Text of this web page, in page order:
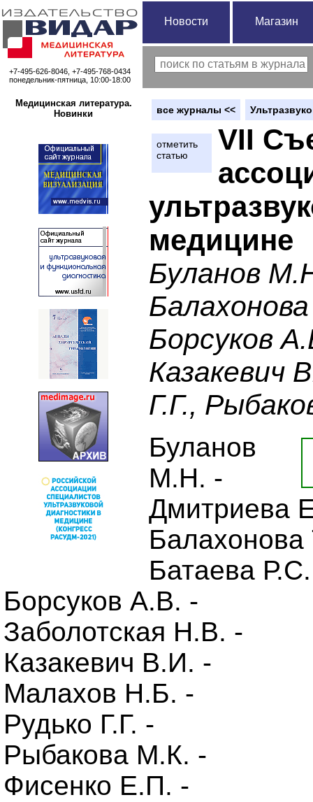
+7-495-626-8046, +7-495-768-0434
понедельник-пятница, 10:00-18:00
Новости Магазин
Медицинская литература.
Новинки
вce журналы <<
отметить
статью
VII
медицине
Буланов
Борсуков
Казакевич
Г.Г.,
Буланов
М.Н. -
Дмитриева
Балахонова
Батаева
Борсуков А.В. -
Заболотская Н.В. -
Казакевич В.И. -
Малахов Н.Б. -
Рудько Г.Г. -
Рыбакова М.К. -
Фисенко Е.П. -